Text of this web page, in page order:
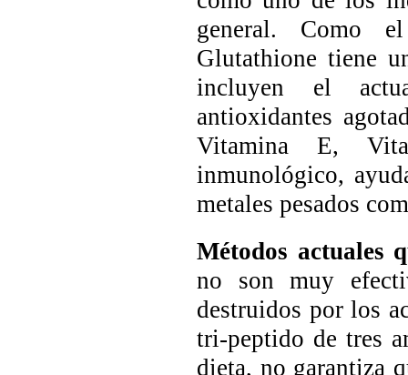
general. Como
Glutathione tiene
incluyen el
antioxidantes
Vitamina E,
inmunológico,
metales pesados
Métodos actuales
no son muy
destruidos por los
tri-peptido de tres
dieta, no garantiza